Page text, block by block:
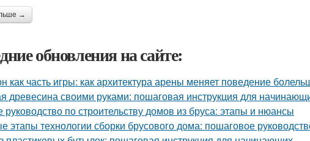
→
обновления на сайте:
как часть игры: как архитектура арены меняет поведение
древесина своими руками: пошаговая инструкция для
руководство по строительству домов из бруса: этапы и нюансы
этапы технологии сборки брусового дома: пошаговое